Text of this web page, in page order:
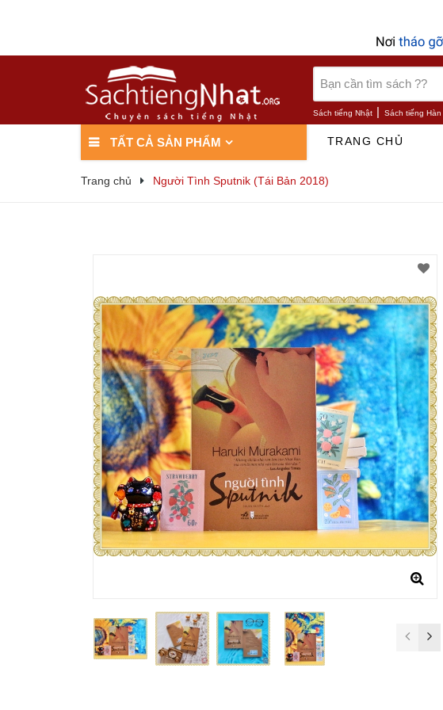
Sách tiếng Nhật | Sách tiếng Hàn
TẤT CẢ SẢN PHẨM TRANG CHỦ
Trang chủ Người Tình Sputnik (Tái Bản 2018)